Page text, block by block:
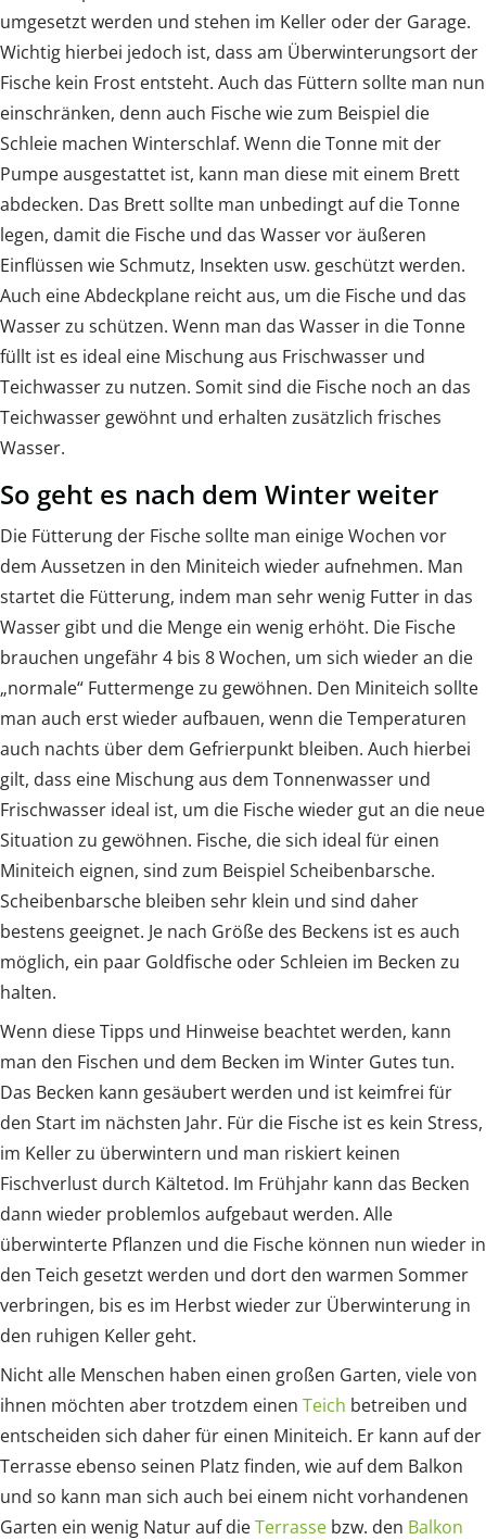
umgesetzt werden und stehen im Keller oder der Garage.
Wichtig hierbei jedoch ist, dass am Überwinterungsort der
Fische kein Frost entsteht. Auch das Füttern sollte man nun
einschränken, denn auch Fische wie zum Beispiel die
Schleie machen Winterschlaf. Wenn die Tonne mit der
Pumpe ausgestattet ist, kann man diese mit einem Brett
abdecken. Das Brett sollte man unbedingt auf die Tonne
legen, damit die Fische und das Wasser vor äußeren
Einflüssen wie Schmutz, Insekten usw. geschützt werden.
Auch eine Abdeckplane reicht aus, um die Fische und das
Wasser zu schützen. Wenn man das Wasser in die Tonne
füllt ist es ideal eine Mischung aus Frischwasser und
Teichwasser zu nutzen. Somit sind die Fische noch an das
Teichwasser gewöhnt und erhalten zusätzlich frisches
Wasser.
So geht es nach dem Winter weiter
Die Fütterung der Fische sollte man einige Wochen vor
dem Aussetzen in den Miniteich wieder aufnehmen. Man
startet die Fütterung, indem man sehr wenig Futter in das
Wasser gibt und die Menge ein wenig erhöht. Die Fische
brauchen ungefähr 4 bis 8 Wochen, um sich wieder an die
„normale“ Futtermenge zu gewöhnen. Den Miniteich sollte
man auch erst wieder aufbauen, wenn die Temperaturen
auch nachts über dem Gefrierpunkt bleiben. Auch hierbei
gilt, dass eine Mischung aus dem Tonnenwasser und
Frischwasser ideal ist, um die Fische wieder gut an die neue
Situation zu gewöhnen. Fische, die sich ideal für einen
Miniteich eignen, sind zum Beispiel Scheibenbarsche.
Scheibenbarsche bleiben sehr klein und sind daher
bestens geeignet. Je nach Größe des Beckens ist es auch
möglich, ein paar Goldfische oder Schleien im Becken zu
halten.
Wenn diese Tipps und Hinweise beachtet werden, kann
man den Fischen und dem Becken im Winter Gutes tun.
Das Becken kann gesäubert werden und ist keimfrei für
den Start im nächsten Jahr. Für die Fische ist es kein Stress,
im Keller zu überwintern und man riskiert keinen
Fischverlust durch Kältetod. Im Frühjahr kann das Becken
dann wieder problemlos aufgebaut werden. Alle
überwinterte Pflanzen und die Fische können nun wieder in
den Teich gesetzt werden und dort den warmen Sommer
verbringen, bis es im Herbst wieder zur Überwinterung in
den ruhigen Keller geht.
Nicht alle Menschen haben einen großen Garten, viele von
ihnen möchten aber trotzdem einen Teich betreiben und
entscheiden sich daher für einen Miniteich. Er kann auf der
Terrasse ebenso seinen Platz finden, wie auf dem Balkon
und so kann man sich auch bei einem nicht vorhandenen
Garten ein wenig Natur auf dieTerrasse bzw. den Balkon